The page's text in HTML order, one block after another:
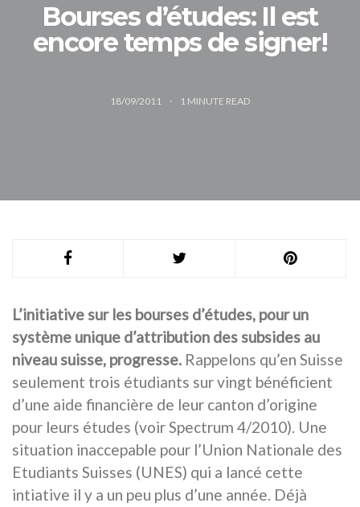
Bourses d’études: Il est
encore temps de signer!
18/09/2011 1 MINUTE READ
L’initiative sur les bourses d’études, pour un
système unique d’attribution des subsides au
niveau suisse, progresse. Rappelons qu’en Suisse
seulement trois étudiants sur vingt bénéficient
d’une aide financière de leur canton d’origine
pour leurs études (voir Spectrum 4/2010). Une
situation inaccepable pour l’Union Nationale des
Etudiants Suisses (UNES) qui a lancé cette
intiative il y a un peu plus d’une année. Déjà